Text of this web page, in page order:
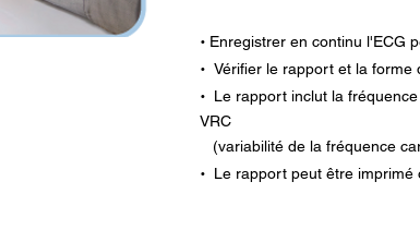
· Enregistrer en continu l'ECG
· Vérifier le rapport et la forme
· Le rapport inclut la
VRC
(variabilité de la fréquence
· Le rapport peut être